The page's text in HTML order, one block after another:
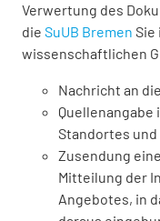
Verwertung des
die SuUB Bremen Sie
wissenschaftlichen
Nachricht an
Quellenangabe
Standortes
Zusendung
Mitteilung der
Angebotes, in